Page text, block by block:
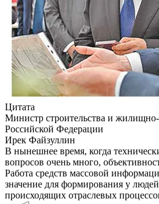
Цитата
Министр строительства и жилищно-
Российской Федерации
Ирек Файзуллин
В нынешнее время, когда
вопросов очень много,
Работа средств массовой
значение для формирования у
происходящих отраслевых